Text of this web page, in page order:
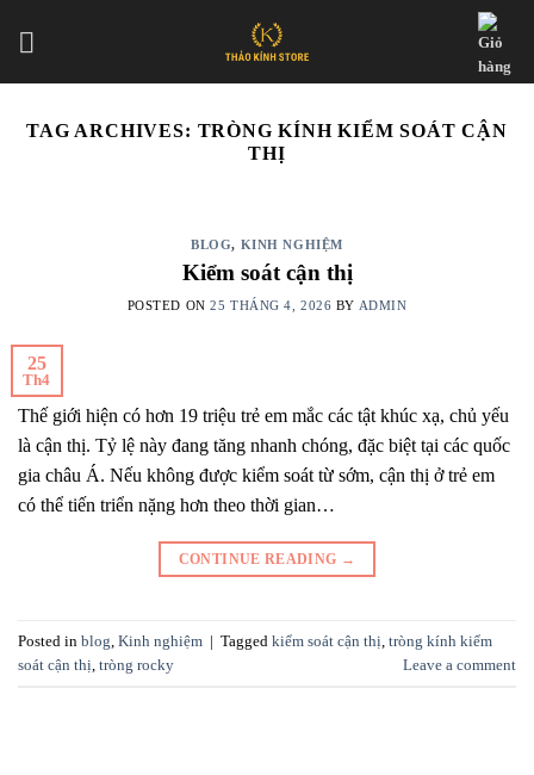
TAG ARCHIVES: TRÒNG KÍNH KIỂM SOÁT CẬN
THỊ
BLOG, KINH NGHIỆM
Kiểm soát cận thị
POSTED ON25 THÁNG 4, 2026 BY ADMIN
25
Th4
Thế giới hiện có hơn 19 triệu trẻ em mắc các tật khúc xạ, chủ yếu
là cận thị. Tỷ lệ này đang tăng nhanh chóng, đặc biệt tại các quốc
gia châu Á. Nếu không được kiểm soát từ sớm, cận thị ở trẻ em
có thể tiến triển nặng hơn theo thời gian…
CONTINUE READING →
Posted in blog Kinh nghiệm | Tagged kiểm soát cận thị tròng kính kiểm
soát cận thị tròng rocky Leave a comment